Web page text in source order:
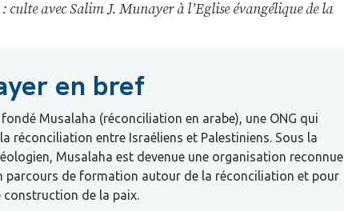
: culte avec Salim J. Munayer à l’Eglise évangélique de la
en bref
Musalaha (réconciliation en arabe), une ONG qui
réconciliation entre Israéliens et Palestiniens. Sous la
Musalaha est devenue une organisation reconnue
parcours de formation autour de la réconciliation et pour
construction de la paix.